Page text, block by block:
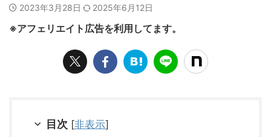
2023年3月28日 2025年6月12日
※アフェリエイト広告を利用してます。
目次 [非表示]